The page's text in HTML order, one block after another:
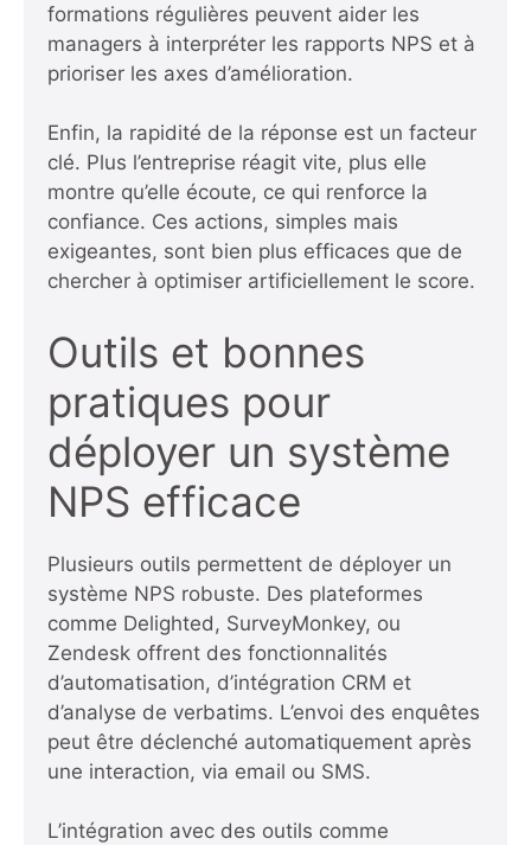
formations régulières peuvent aider les
managers à interpréter les rapports NPS et à
prioriser les axes d’amélioration.
Enfin, la rapidité de la réponse est un facteur
clé. Plus l’entreprise réagit vite, plus elle
montre qu’elle écoute, ce qui renforce la
confiance. Ces actions, simples mais
exigeantes, sont bien plus efficaces que de
chercher à optimiser artificiellement le score.
Outils et bonnes
pratiques pour
déployer un système
NPS efficace
Plusieurs outils permettent de déployer un
système NPS robuste. Des plateformes
comme Delighted, SurveyMonkey, ou
Zendesk offrent des fonctionnalités
d’automatisation, d’intégration CRM et
d’analyse de verbatims. L’envoi des enquêtes
peut être déclenché automatiquement après
une interaction, via email ou SMS.
L’intégration avec des outils comme